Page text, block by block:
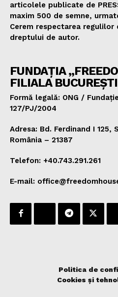
articolele publicate de
maxim 500 de semne,
Cerem respectarea
dreptului de autor.
FUNDAȚIA
FILIALA BUCUREȘTI
Formă legală: ONG /
127/PJ/2004
Adresa: Bd. Ferdinand I 125,
România – 21387
Telefon: +40.743.291.261
E-mail:
Politica de
Cookies și